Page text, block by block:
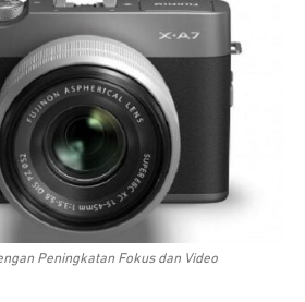
Peningkatan Fokus dan Video